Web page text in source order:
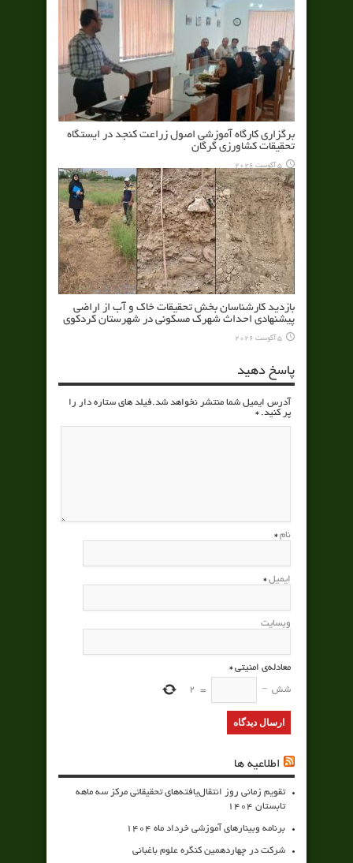
برگزاری کارگاه آموزشی اصول زراعت کنجد در ایستگاه
تحقیقات کشاورزی گرگان
5 آگوست 2026
بازدید کارشناسان بخش تحقیقات خاک و آب از اراضی
پیشنهادی احداث شهرک مسکونی در شهرستان کردکوی
5 آگوست 2026
پاسخ دهید
آدرس ایمیل شما منتشر نخواهد شد.فیلد های ستاره دار را
پر کنید.*
نام *
ایمیل *
وبسایت
معادله‌ی امنیتی*
شش −
=
2
اطلاعیه ها
تقویم زمانی روز انتقال‌یافته‌های تحقیقاتی مرکز سه ماهه
تابستان 1404
برنامه وبینارهای آموزشی خرداد ماه 1404
شرکت در چهاردهمین کنگره علوم باغبانی